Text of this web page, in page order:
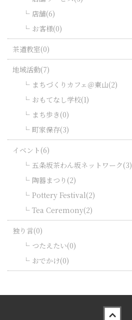
店舗(6)
お客様(0)
茶道教室(0)
地域活動(7)
まちづくりカフェ＠東山(2)
おもてなし学校(1)
まち歩き(0)
町家保存(3)
イベント(6)
五条坂茶わん坂ネットワーク(3)
陶器まつり(2)
Pottery Festival(2)
Tea Ceremony(2)
独り言(0)
つたえたい(0)
おでかけ(0)